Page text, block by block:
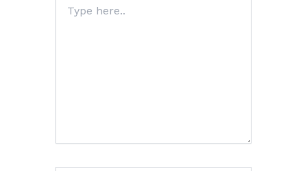
here..